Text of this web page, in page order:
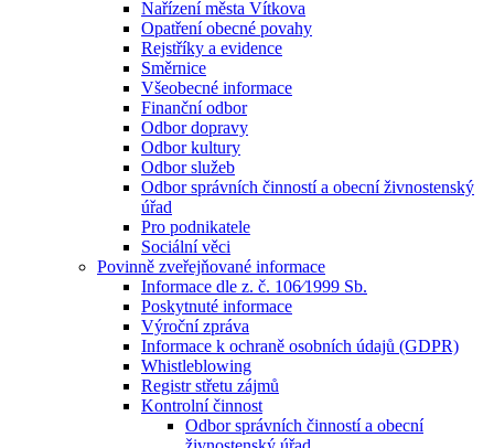
Nařízení města Vítkova
Opatření obecné povahy
Rejstříky a evidence
Směrnice
Všeobecné informace
Finanční odbor
Odbor dopravy
Odbor kultury
Odbor služeb
Odbor správních činností a obecní živnostenský
úřad
Pro podnikatele
Sociální věci
Povinně zveřejňované informace
Informace dle z. č. 106⁄1999 Sb.
Poskytnuté informace
Výroční zpráva
Informace k ochraně osobních údajů (GDPR)
Whistleblowing
Registr střetu zájmů
Kontrolní činnost
Odbor správních činností a obecní